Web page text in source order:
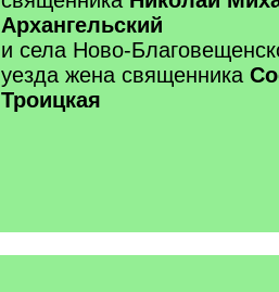
Архангельский
и села Ново-
уезда жена священника
Троицкая